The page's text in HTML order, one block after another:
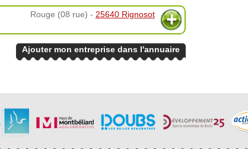
Rouge (08 rue) - 25640 Rignosot
Ajouter mon entreprise dans l'annuaire